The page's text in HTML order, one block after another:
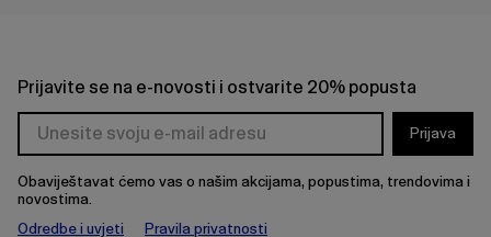
Prijavite se na e-novosti i ostvarite 20% popusta
Prijava
Obaviještavat ćemo vas o našim akcijama, popustima, trendovima i
novostima.
Odredbe i uvjeti
Pravila privatnosti